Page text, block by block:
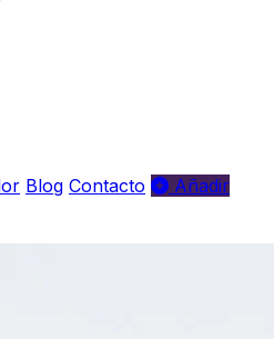
Blog Contacto
Añadir